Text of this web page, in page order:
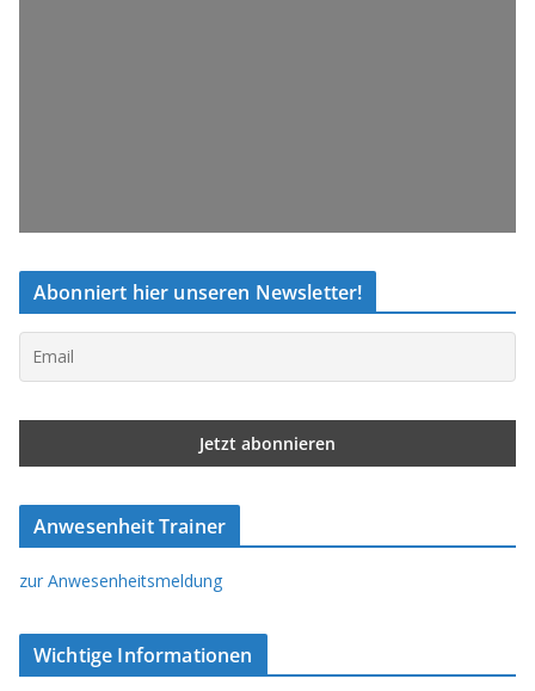
Abonniert hier unseren Newsletter!
Anwesenheit Trainer
zur Anwesenheitsmeldung
Wichtige Informationen